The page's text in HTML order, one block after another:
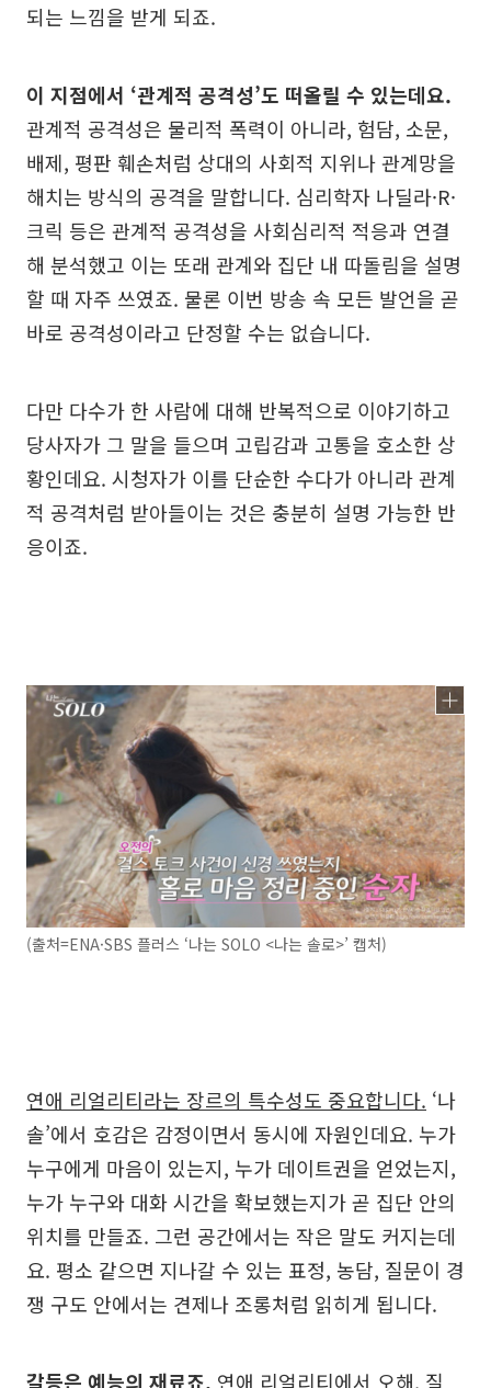
되는 느낌을 받게 되죠.
이 지점에서 ‘관계적 공격성’도 떠올릴 수 있는데요.
관계적 공격성은 물리적 폭력이 아니라, 험담, 소문,
배제, 평판 훼손처럼 상대의 사회적 지위나 관계망을
해치는 방식의 공격을 말합니다. 심리학자 나딜라·R·
크릭 등은 관계적 공격성을 사회심리적 적응과 연결
해 분석했고 이는 또래 관계와 집단 내 따돌림을 설명
할 때 자주 쓰였죠. 물론 이번 방송 속 모든 발언을 곧
바로 공격성이라고 단정할 수는 없습니다.
다만 다수가 한 사람에 대해 반복적으로 이야기하고
당사자가 그 말을 들으며 고립감과 고통을 호소한 상
황인데요. 시청자가 이를 단순한 수다가 아니라 관계
적 공격처럼 받아들이는 것은 충분히 설명 가능한 반
응이죠.
(출처=ENA·SBS 플러스 ‘나는 SOLO <나는 솔로>’ 캡처)
연애 리얼리티라는 장르의 특수성도 중요합니다. ‘나
솔’에서 호감은 감정이면서 동시에 자원인데요. 누가
누구에게 마음이 있는지, 누가 데이트권을 얻었는지,
누가 누구와 대화 시간을 확보했는지가 곧 집단 안의
위치를 만들죠. 그런 공간에서는 작은 말도 커지는데
요. 평소 같으면 지나갈 수 있는 표정, 농담, 질문이 경
쟁 구도 안에서는 견제나 조롱처럼 읽히게 됩니다.
갈등은 예능의 재료죠. 연애 리얼리티에서 오해, 질